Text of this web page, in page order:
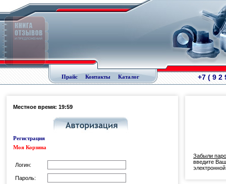
Прайс Контакты Каталог +7 ( 9 2
Местное время: 19:59
Регистрация
Моя Корзина
Логин:
Пароль:
Забыли
введите